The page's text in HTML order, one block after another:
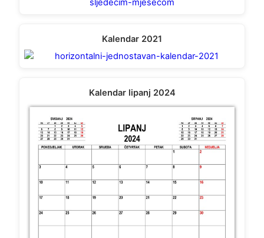
Kalendar 2021
Kalendar lipanj 2024